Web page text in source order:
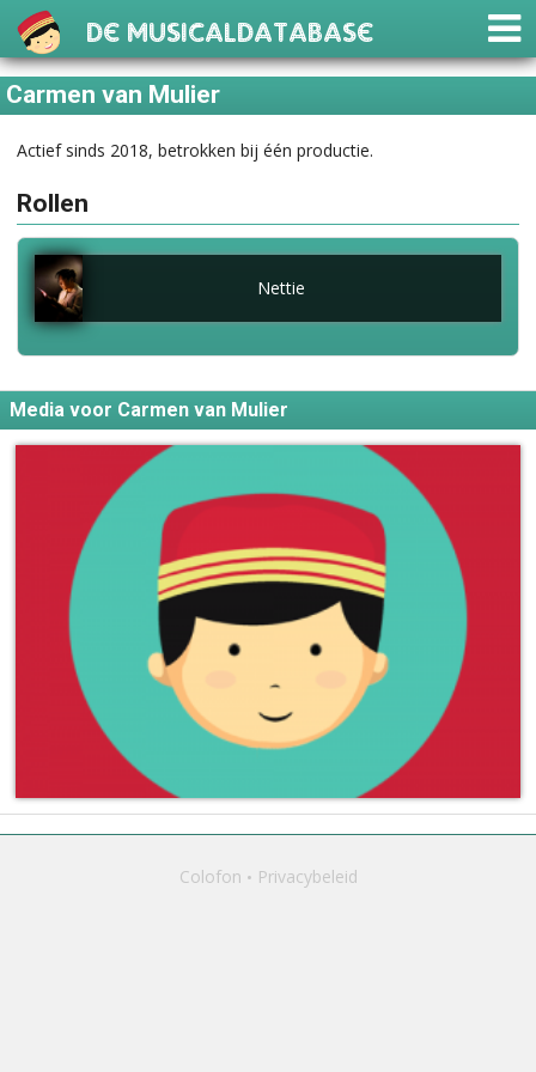
De Musicaldatabase
Carmen van Mulier
Actief sinds 2018, betrokken bij één productie.
Rollen
Nettie
Media voor Carmen van Mulier
Colofon Privacybeleid